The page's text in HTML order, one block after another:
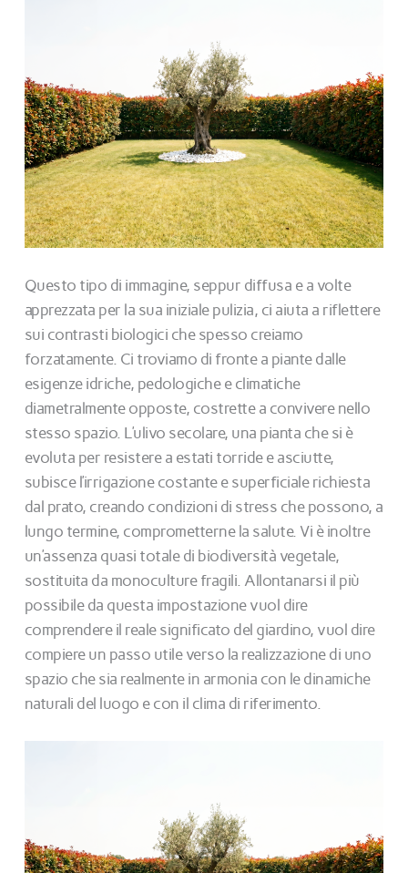
Questo tipo di immagine, seppur diffusa e a volte
apprezzata per la sua iniziale pulizia, ci aiuta a riflettere
sui contrasti biologici che spesso creiamo
forzatamente. Ci troviamo di fronte a piante dalle
esigenze idriche, pedologiche e climatiche
diametralmente opposte, costrette a convivere nello
stesso spazio. L’ulivo secolare, una pianta che si è
evoluta per resistere a estati torride e asciutte,
subisce l’irrigazione costante e superficiale richiesta
dal prato, creando condizioni di stress che possono, a
lungo termine, comprometterne la salute. Vi è inoltre
un’assenza quasi totale di biodiversità vegetale,
sostituita da monoculture fragili. Allontanarsi il più
possibile da questa impostazione vuol dire
comprendere il reale significato del giardino, vuol dire
compiere un passo utile verso la realizzazione di uno
spazio che sia realmente in armonia con le dinamiche
naturali del luogo e con il clima di riferimento.